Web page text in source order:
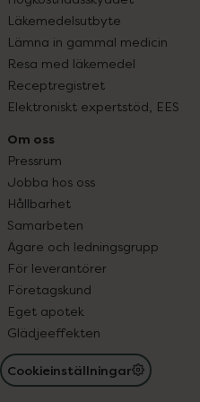
Läkemedelsutbyte
Lämna in gammal medicin
Resa med läkemedel
Receptregistret
Elektroniskt expertstöd, EES
Om oss
Pressrum
Jobba hos oss
Hållbarhet
Samarbeten
Ägare och ledningsgrupp
För leverantörer
Företagskund
Eget apotek
Glädjeeffekten
Cookieinställningar